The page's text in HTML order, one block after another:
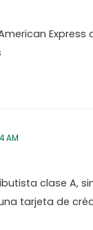
Express
AM
clase A,
tarjeta de